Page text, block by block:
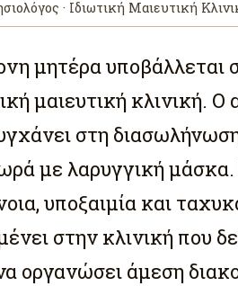
· Ιδιωτική Μαιευτική
μητέρα υποβάλλεται
μαιευτική κλινική. Ο
στη
με λαρυγγική μάσκα.
υποξαιμία και
στην κλινική που
οργανώσει άμεση